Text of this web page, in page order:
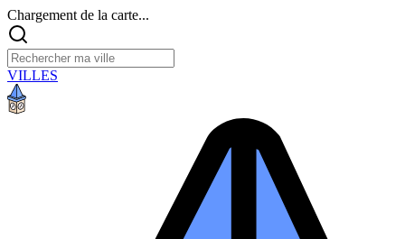
Chargement de la carte...
VILLES